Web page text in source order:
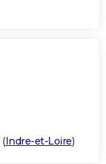
(Indre-et-Loire)